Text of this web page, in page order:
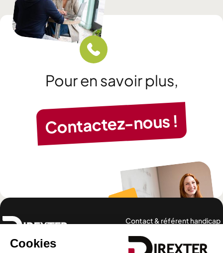
Pour en savoir plus,
Contactez-nous !
Contact & référent handicap
Notre offre
Nos expertises